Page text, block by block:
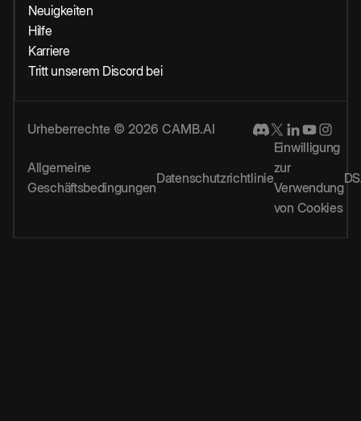
Neuigkeiten
Hilfe
Karriere
Tritt unserem Discord bei
Urheberrechte © 2026 CAMB.AI
Allgemeine
Geschäftsbedingungen
Datenschutzrichtlinie
Einwilligung
zur
Verwendung
von Cookies